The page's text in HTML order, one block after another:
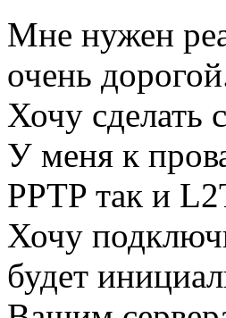
Мне нужен
очень
Хочу сделать
У меня к
PPTP так и
Хочу
будет